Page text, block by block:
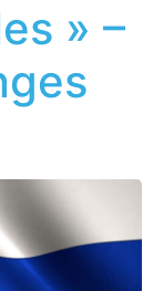
» –